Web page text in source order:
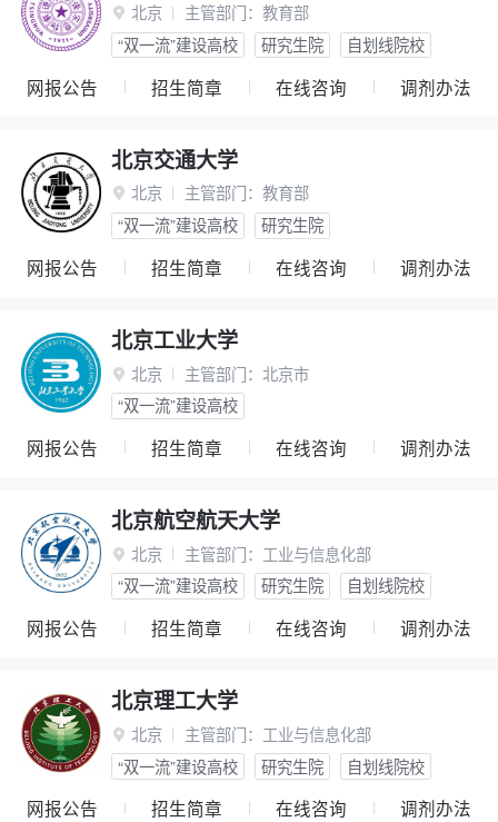
 北京 主管部门： 教育部
“双一流”建设高校
研究生院 自划线院校
网报公告 招生简章 在线咨询 调剂办法
北京交通大学
 北京 主管部门： 教育部
“双一流”建设高校
研究生院
网报公告 招生简章 在线咨询 调剂办法
北京工业大学
 北京 主管部门： 北京市
“双一流”建设高校
网报公告 招生简章 在线咨询 调剂办法
北京航空航天大学
 北京 主管部门： 工业与信息化部
“双一流”建设高校
研究生院 自划线院校
网报公告 招生简章 在线咨询 调剂办法
北京理工大学
 北京 主管部门： 工业与信息化部
“双一流”建设高校
研究生院 自划线院校
网报公告 招生简章 在线咨询 调剂办法